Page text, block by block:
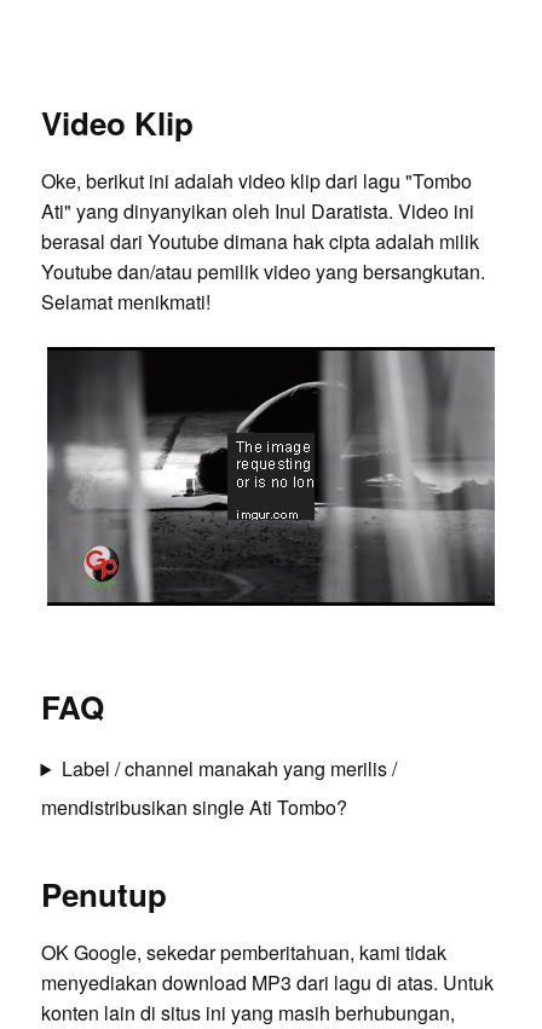
Video Klip
Oke, berikut ini adalah video klip dari lagu "Tombo
Ati" yang dinyanyikan oleh Inul Daratista. Video ini
berasal dari Youtube dimana hak cipta adalah milik
Youtube dan/atau pemilik video yang bersangkutan.
Selamat menikmati!
FAQ
Label / channel manakah yang merilis /
mendistribusikan single Ati Tombo?
Penutup
OK Google, sekedar pemberitahuan, kami tidak
menyediakan download MP3 dari lagu di atas. Untuk
konten lain di situs ini yang masih berhubungan,